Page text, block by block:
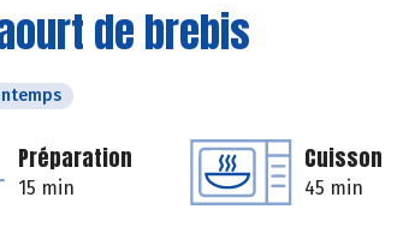
de brebis
Préparation
15 min
Cuisson
45 min